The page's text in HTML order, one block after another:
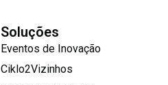
Soluções
Eventos de Inovação
Ciklo2Vizinhos